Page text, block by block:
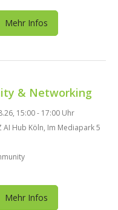
Mehr Infos
& Networking
15:00 - 17:00 Uhr
AI Hub Köln, Im Mediapark 5
Mehr Infos